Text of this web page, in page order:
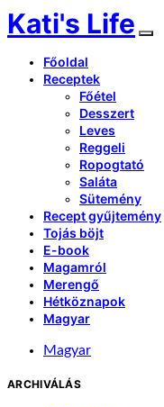
Kati's Life
Főoldal
Receptek
Főétel
Desszert
Leves
Reggeli
Ropogtató
Saláta
Sütemény
Recept gyűjtemény
Tojás böjt
E-book
Magamról
Merengő
Hétköznapok
Magyar
Magyar
ARCHIVÁLÁS